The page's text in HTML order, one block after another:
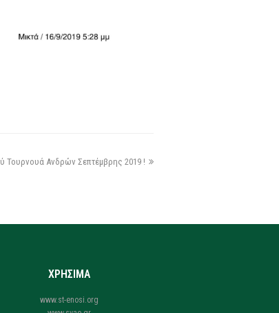
Τουρνουά Ανδρών Σεπτέμβρης 2019 !
ΧΡΗΣΙΜΑ
www.st-enosi.org